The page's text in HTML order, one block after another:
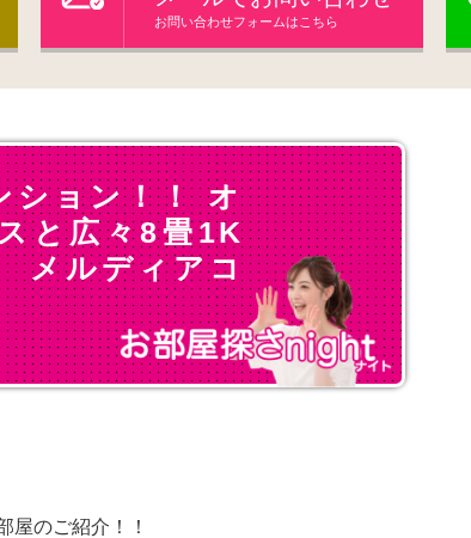
お問い合わせフォームはこちら
ション！！ オ
と広々8畳1K
メルディアコ
屋のご紹介！！